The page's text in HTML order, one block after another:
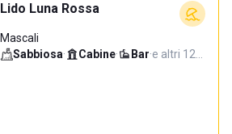
Lido Luna Rossa
Mascali
Sabbiosa· Cabine· Bar·e altri 12…